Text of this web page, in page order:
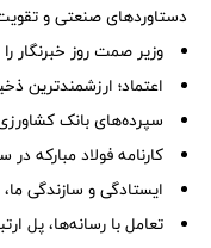
دستاوردهای صنعتی و
وزیر صمت روز خبرنگار
اعتماد؛ ارزشمندترین
سپرده‌های بانک کشاورزی
کارنامه فولاد مبارکه در سال ۱۴۰۴؛آبدیده
ایستادگی و سازندگی
تعامل با رسانه‌ها، پل